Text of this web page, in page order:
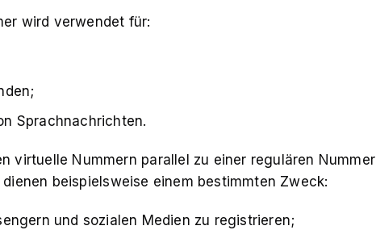
wird verwendet für:
Sprachnachrichten.
virtuelle Nummern parallel zu einer regulären Nummer
beispielsweise einem bestimmten Zweck:
und sozialen Medien zu registrieren;